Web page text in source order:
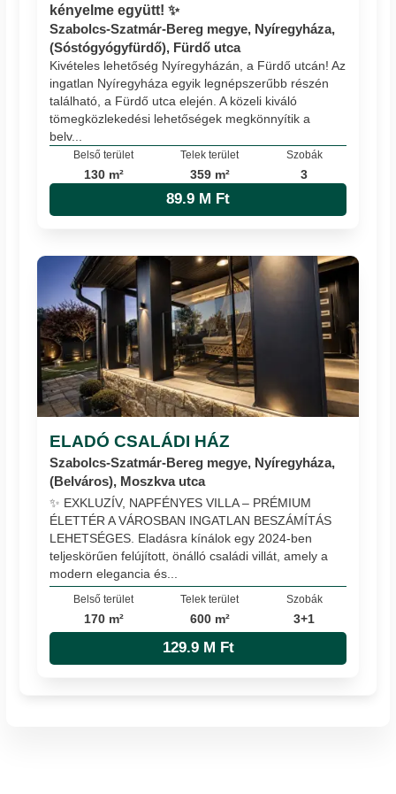
kényelme együtt! ✨
Szabolcs-Szatmár-Bereg megye, Nyíregyháza,
(Sóstógyógyfürdő), Fürdő utca
Kivételes lehetőség Nyíregyházán, a Fürdő utcán! Az
ingatlan Nyíregyháza egyik legnépszerűbb részén
található, a Fürdő utca elején. A közeli kiváló
tömegközlekedési lehetőségek megkönnyítik a
belv...
Belső terület
130 m²
Telek terület
359 m²
Szobák
3
89.9 M Ft
ELADÓ CSALÁDI HÁZ
Szabolcs-Szatmár-Bereg megye, Nyíregyháza,
(Belváros), Moszkva utca
✨ EXKLUZÍV, NAPFÉNYES VILLA – PRÉMIUM
ÉLETTÉR A VÁROSBAN INGATLAN BESZÁMÍTÁS
LEHETSÉGES. Eladásra kínálok egy 2024-ben
teljeskörűen felújított, önálló családi villát, amely a
modern elegancia és...
Belső terület
170 m²
Telek terület
600 m²
Szobák
3+1
129.9 M Ft